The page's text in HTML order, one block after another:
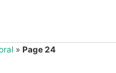
» Page 24